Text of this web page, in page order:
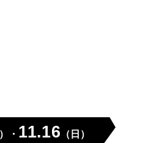
・ 11.16 （日）